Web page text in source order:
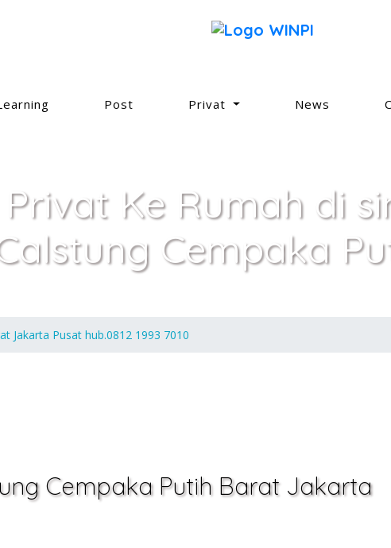
Post Privat News
Ke Rumah di
Cempaka
Jakarta Pusat hub.0812 1993 7010
Cempaka Putih Barat Jakarta